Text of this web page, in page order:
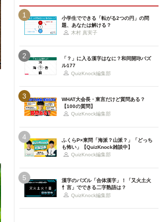
1
小学生でできる「転がる2つの円」の問
題、あなたは解ける？
木村 真実子
2
「？」に入る漢字はなに？和同開珎パズ
ル177
QuizKnock編集部
3
WHAT大会長・東言だけど質問ある？
【100の質問】
QuizKnock編集部
4
ふくらP×東問「海派？山派？」「どっち
も怖い」【QuizKnock雑談中】
QuizKnock編集部
5
漢字のパズル「合体漢字」！「又火土火
忄言」でできる二字熟語は？
QuizKnock編集部